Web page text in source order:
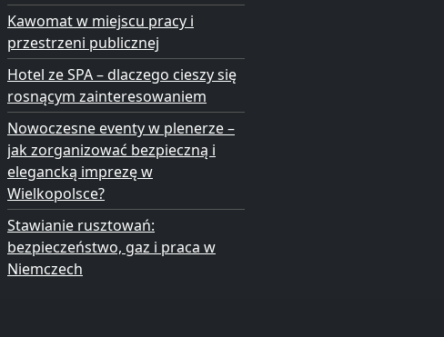
Kawomat w miejscu pracy i
przestrzeni publicznej
Hotel ze SPA – dlaczego cieszy się
rosnącym zainteresowaniem
Nowoczesne eventy w plenerze –
jak zorganizować bezpieczną i
elegancką imprezę w
Wielkopolsce?
Stawianie rusztowań:
bezpieczeństwo, gaz i praca w
Niemczech